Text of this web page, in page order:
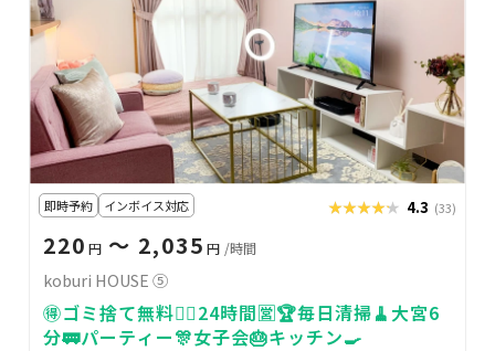
即時予約 インボイス対応 ★★★★★
★★★★★ 4.3 (33)
220 円 〜 2,035 円 /時間
koburi HOUSE ⑤
🉐ゴミ捨て無料🙆‍♀️24時間🈺🏆毎日清掃🧹大宮6
分🚃パーティー🎊女子会🎂キッチン🍳